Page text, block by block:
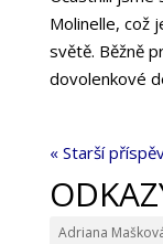
Molinelle, což
světě. Běžně
dovolenkové
« Starší
Adriana